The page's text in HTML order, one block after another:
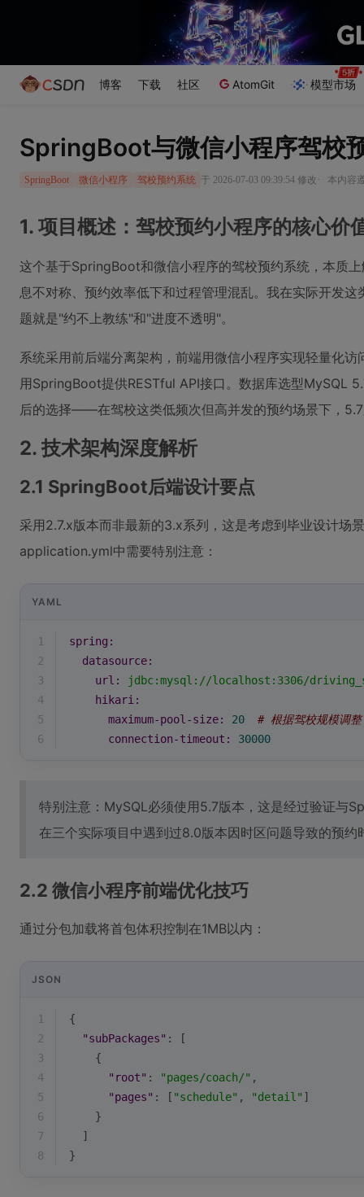
博客 下载 社区 AtomGit 模型市场
SpringBoot与微信小程序驾校
SpringBoot 微信小程序 驾校预约系统 于 2026-07-03 09:39:54 修改 · 本内容
1. 项目概述：驾校预约小程序的核心价
这个基于SpringBoot和微信小程序的驾校预约系统，本质
息不对称、预约效率低下和过程管理混乱。我在实际开发
题就是"约不上教练"和"进度不透明"。
系统采用前后端分离架构，前端用微信小程序实现轻量化
用SpringBoot提供RESTful API接口。数据库选型MySQL
后的选择——在驾校这类低频次但高并发的预约场景下，
2. 技术架构深度解析
2.1 SpringBoot后端设计要点
采用2.7.x版本而非最新的3.x系列，这是考虑到毕业设计场
application.yml中需要特别注意：
YAML
1
spring:
2
datasource:
3
url:
jdbc:mysql://localhost:3306/
4
hikari:
5
maximum-pool-size: 20
# 根据驾校规模调整
6
connection-timeout: 30000
特别注意：MySQL必须使用5.7版本，这是经过验证与
在三个实际项目中遇到过8.0版本因时区问题导致的预约
2.2 微信小程序前端优化技巧
通过分包加载将首包体积控制在1MB以内：
JSON
1
{
2
"subPackages" : [
3
    {
4
"root" : "pages/coach/" ,
5
"pages" : [ "schedule" , "detail" ]
6
    }
7
  ]
8
}